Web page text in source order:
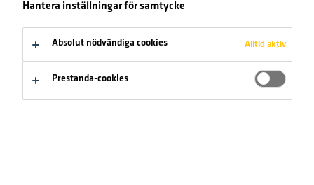
Scanna streckkod
Hantera inställningar för samtycke
Absolut nödvändiga cookies Alltid aktiv
Prestanda-cookies